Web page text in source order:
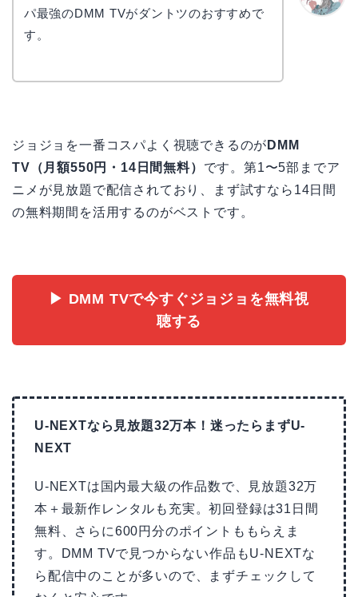
パ最強のDMM TVがダントツのおすすめで
す。
ジョジョを一番コスパよく視聴できるのが DMM
TV（月額550円・14日間無料） です。第1〜5部までア
ニメが見放題で配信されており、まず試すなら14日間
の無料期間を活用するのがベストです。
▶ DMM TVで今すぐジョジョを無料視
聴する
U-NEXTなら見放題32万本！迷ったらまずU-
NEXT
U-NEXTは国内最大級の作品数で、見放題32万
本＋最新作レンタルも充実。初回登録は31日間
無料、さらに600円分のポイントももらえま
す。DMM TVで見つからない作品もU-NEXTな
ら配信中のことが多いので、まずチェックして